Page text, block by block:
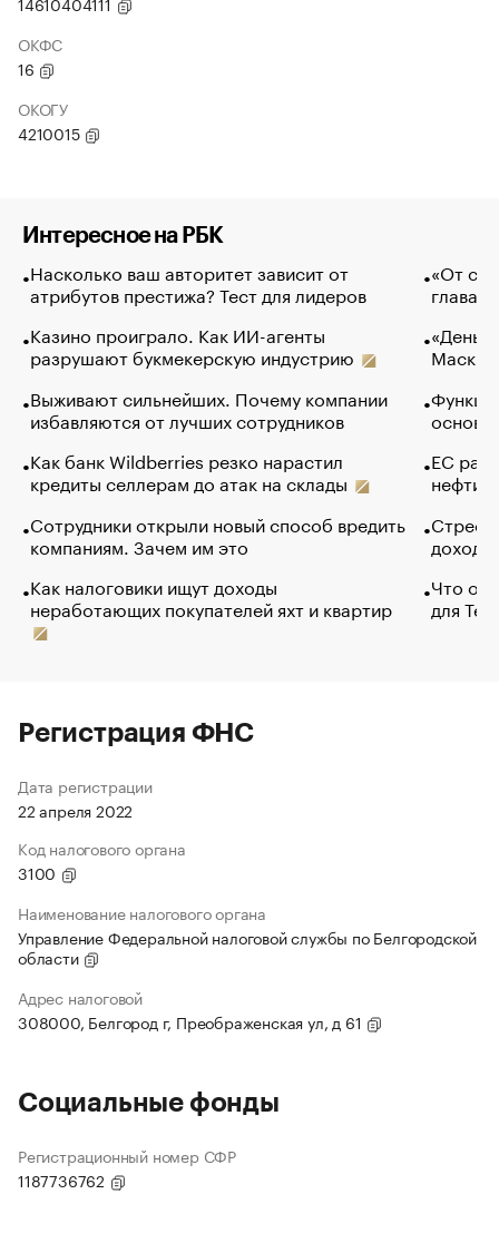
ОКФС
16
ОКОГУ
4210015
Интересное на РБК
Насколько ваш авторитет зависит от
атрибутов престижа? Тест для лидеров
Казино проиграло. Как ИИ-агенты
разрушают букмекерскую индустрию
Выживают сильнейших. Почему компании
избавляются от лучших сотрудников
Как банк Wildberries резко нарастил
кредиты селлерам до атак на склады
Сотрудники открыли новый способ вредить
компаниям. Зачем им это
Как налоговики ищут доходы
неработающих покупателей яхт и квартир
«От
глава
Маск в
основ
ЕС
нефти
Что
для
Регистрация ФНС
Дата регистрации
22 апреля 2022
Код налогового органа
3100
Наименование налогового органа
Управление Федеральной налоговой службы по Белгородской
области
Адрес налоговой
308000, Белгород г, Преображенская ул, д 61
Социальные фонды
Регистрационный номер СФР
1187736762